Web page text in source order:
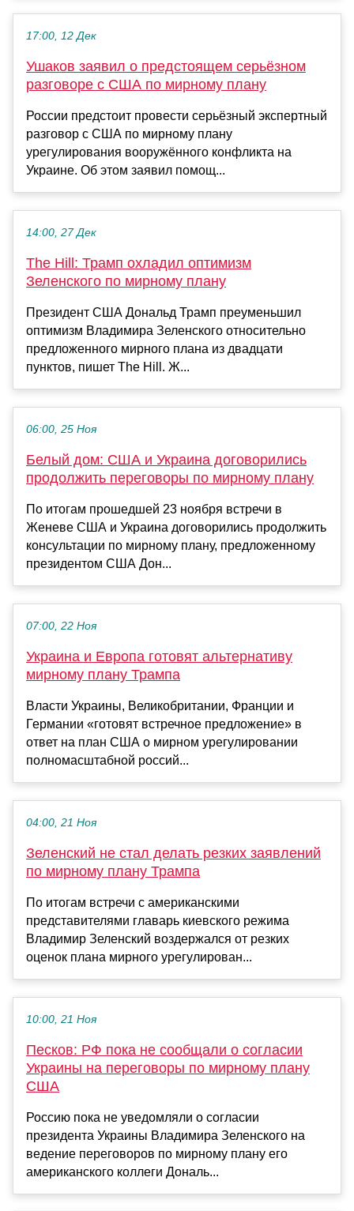
17:00, 12 Дек
Ушаков заявил о предстоящем серьёзном
разговоре с США по мирному плану
России предстоит провести серьёзный экспертный
разговор с США по мирному плану
урегулирования вооружённого конфликта на
Украине. Об этом заявил помощ...
14:00, 27 Дек
The Hill: Трамп охладил оптимизм
Зеленского по мирному плану
Президент США Дональд Трамп преуменьшил
оптимизм Владимира Зеленского относительно
предложенного мирного плана из двадцати
пунктов, пишет The Hill. Ж...
06:00, 25 Ноя
Белый дом: США и Украина договорились
продолжить переговоры по мирному плану
По итогам прошедшей 23 ноября встречи в
Женеве США и Украина договорились продолжить
консультации по мирному плану, предложенному
президентом США Дон...
07:00, 22 Ноя
Украина и Европа готовят альтернативу
мирному плану Трампа
Власти Украины, Великобритании, Франции и
Германии «готовят встречное предложение» в
ответ на план США о мирном урегулировании
полномасштабной россий...
04:00, 21 Ноя
Зеленский не стал делать резких заявлений
по мирному плану Трампа
По итогам встречи с американскими
представителями главарь киевского режима
Владимир Зеленский воздержался от резких
оценок плана мирного урегулирован...
10:00, 21 Ноя
Песков: РФ пока не сообщали о согласии
Украины на переговоры по мирному плану
США
Россию пока не уведомляли о согласии
президента Украины Владимира Зеленского на
ведение переговоров по мирному плану его
американского коллеги Дональ...